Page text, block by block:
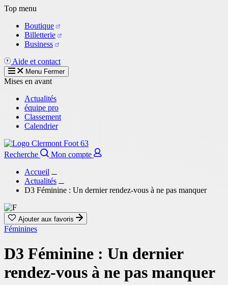
Aller
contenu
principal
Top menu
Boutique
Billetterie
Business
Aide et contact
Menu Fermer
Mises en avant
Actualités
équipe pro
Classement
Calendrier
Recherche
Mon compte
Accueil
Actualités
D3 Féminine : Un dernier rendez-vous à ne pas manquer
Ajouter aux favoris
Féminines
D3 Féminine : Un dernier
rendez-vous à ne pas manquer